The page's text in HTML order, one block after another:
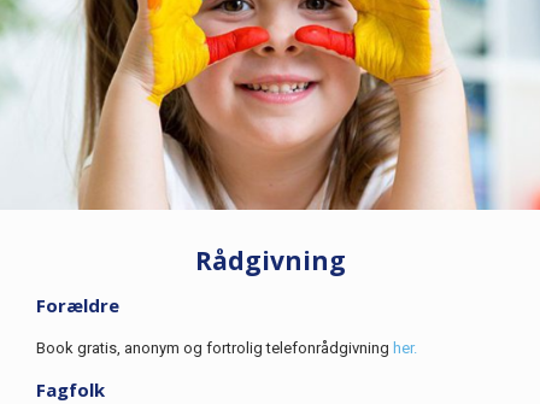
Rådgivning
Forældre
Book gratis, anonym og fortrolig telefonrådgivning her.
Fagfolk